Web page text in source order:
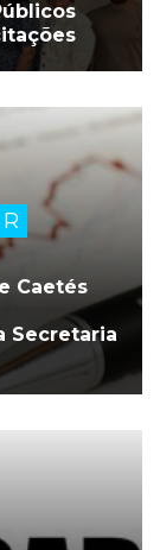
R
Caetés
Secretaria